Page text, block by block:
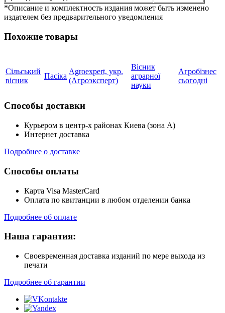
*Описание и комплектность издания может быть изменено
издателем без предварительного уведомления
Похожие товары
Сільський
вісник
Пасіка
Agroexpert, укр.
(Агроэксперт)
Вісник
аграрної
науки
Агробізнес
сьогодні
Способы доставки
Курьером в центр-х районах Киева (зона А)
Интернет доставка
Подробнее о доставке
Способы оплаты
Карта Visa MasterCard
Оплата по квитанции в любом отделении банка
Подробнее об оплате
Наша гарантия:
Своевременная доставка изданий по мере выхода из
печати
Подробнее об гарантии